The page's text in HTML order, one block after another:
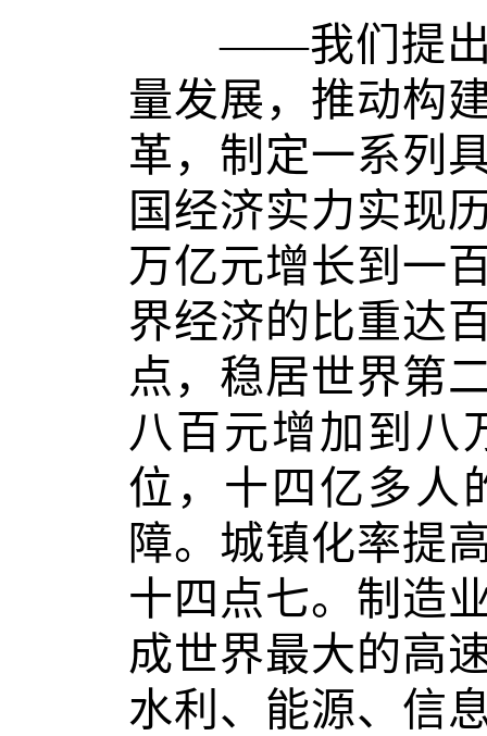
——我们提出并
量发展，推动构
革，制定一系列
国经济实力实现
万亿元增长到一
界经济的比重达
点，稳居世界第
八百元增加到八
位，十四亿多人
障。城镇化率提
十四点七。制造
成世界最大的高
水利、能源、信